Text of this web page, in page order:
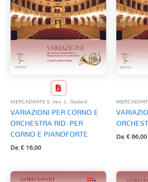
MERCADANTE S. (rev. L. Giuliani)
VARIAZIONI PER CORNO E
ORCHESTRA RID. PER
CORNO E PIANOFORTE
Da:€16,00
Da:€66,00